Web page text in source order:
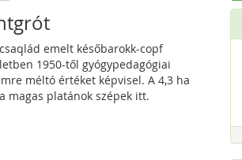
emelt későbarokk-copf
1950-től gyógypedagógiai
méltó értéket képvisel. A 4,3 ha
magas platánok szépek itt.